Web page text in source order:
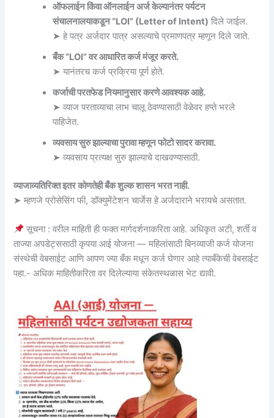
ऑफलाईन किंवा ऑनलाईन अर्ज केल्यानंतर पर्यटन
संचालनालयाकडून “LOI” (Letter of Intent) दिले जाईल.
➤ हे पत्र अर्जदार पात्र असल्याचे प्रमाणपत्र म्हणून दिले जाते.
बँक “LOI” वर आधारित कर्ज मंजूर करते.
➤ यानंतरच कर्ज प्रक्रिया पूर्ण होते.
कर्जाची परतफेड नियमानुसार करणे आवश्यक आहे.
➤ व्याज परताव्याचा लाभ चालू ठेवण्यासाठी वेळेवर हप्ते भरले
पाहिजेत.
व्यवसाय सुरु झाल्याचा पुरावा म्हणून फोटो सादर करावा.
➤ व्यवसाय प्रत्यक्ष सुरु झाल्याचे दाखवण्यासाठी.
व्याजाव्यतिरिक्त इतर कोणतेही बँक शुल्क शासन भरत नाही.
➤ म्हणजे प्रोसेसिंग फी, डॉक्युमेंटेशन चार्जेस हे अर्जदाराने भरायचे असतात.
सूचना : वरील माहिती ही फक्त मार्गदर्शनाकरिता आहे. अधिकृत अटी, शर्ती व
ताज्या अपडेट्ससाठी कृपया आई योजना — महिलांसाठी बिनव्याजी कर्ज योजना
संस्थेची वेबसाईट आणि आपण ज्या बँक मधून कर्ज घेणार आहे त्याबँकेची वेबसाईट
पहा.- अधिक माहितीकरिता वर दिलेल्याया संकेतस्थळास भेट द्यावी.